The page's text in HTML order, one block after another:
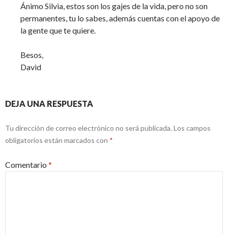
Ánimo Silvia, estos son los gajes de la vida, pero no son
permanentes, tu lo sabes, además cuentas con el apoyo de
la gente que te quiere.
Besos,
David
DEJA UNA RESPUESTA
Tu dirección de correo electrónico no será publicada. Los campos
obligatorios están marcados con *
Comentario *